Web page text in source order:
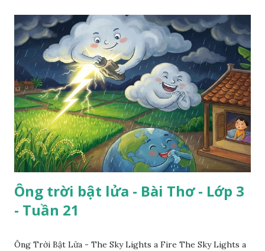
Ông trời bật lửa - Bài Thơ - Lớp 3
- Tuần 21
Ông Trời Bật Lửa - The Sky Lights a Fire The Sky Lights a